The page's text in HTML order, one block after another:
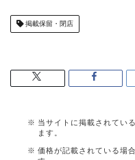
掲載保留・閉店
当サイトに掲載されてい
ます。
価格が記載されている場